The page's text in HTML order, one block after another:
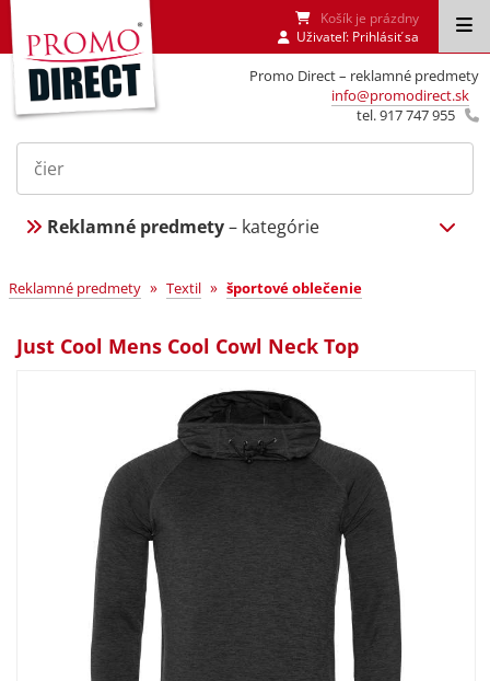
Promo Direct – reklamné predmety
info@promodirect.sk
tel. 917 747 955
Košík je prázdny
Uživateľ: Prihlásiť sa
Reklamné predmety– kategórie
Reklamné predmety » Textil » športové oblečenie
Just Cool Mens Cool Cowl Neck Top